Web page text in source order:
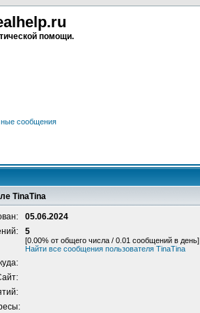
помощи.
сообщения
TinaTina
05.06.2024
5
[0.00% от общего числа / 0.01 сообщений в день]
Найти все сообщения пользователя TinaTina